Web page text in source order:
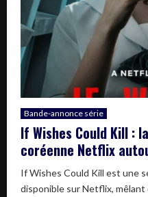
Bande-annonce série
If Wishes Could Kill :
coréenne Netflix
If Wishes Could Kill est une
disponible sur Netflix,